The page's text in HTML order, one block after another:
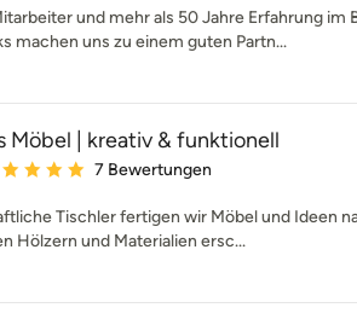
und mehr als 50 Jahre Erfahrung im
machen uns zu einem guten Partn...
Möbel | kreativ & funktionell
Bewertung: 5 von 5 Sternen
7 Bewertungen
Tischler fertigen wir Möbel und Ideen
Hölzern und Materialien ersc...